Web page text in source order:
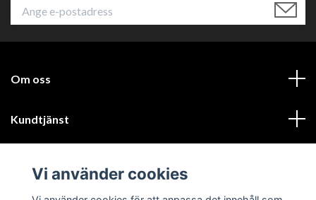
Om oss
Kundtjänst
Vi använder cookies